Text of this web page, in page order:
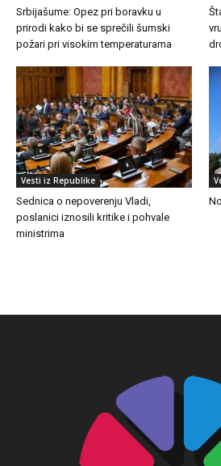
Srbijašume: Opez pri boravku u
prirodi kako bi se sprečili šumski
požari pri visokim temperaturama
Vesti iz Republike
Sednica o nepoverenju Vladi,
poslanici iznosili kritike i pohvale
ministrima